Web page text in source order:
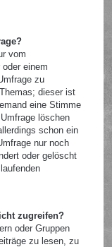
vom
einem
zu
dieser ist
eine Stimme
löschen
schon ein
nur noch
oder gelöscht
zugreifen?
oder Gruppen
zu lesen, zu